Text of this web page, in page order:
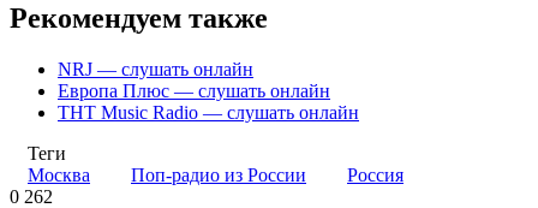
Рекомендуем также
NRJ — слушать онлайн
Европа Плюс — слушать онлайн
ТНТ Music Radio — слушать онлайн
Теги
Москва
Поп-радио из России
Россия
0 262